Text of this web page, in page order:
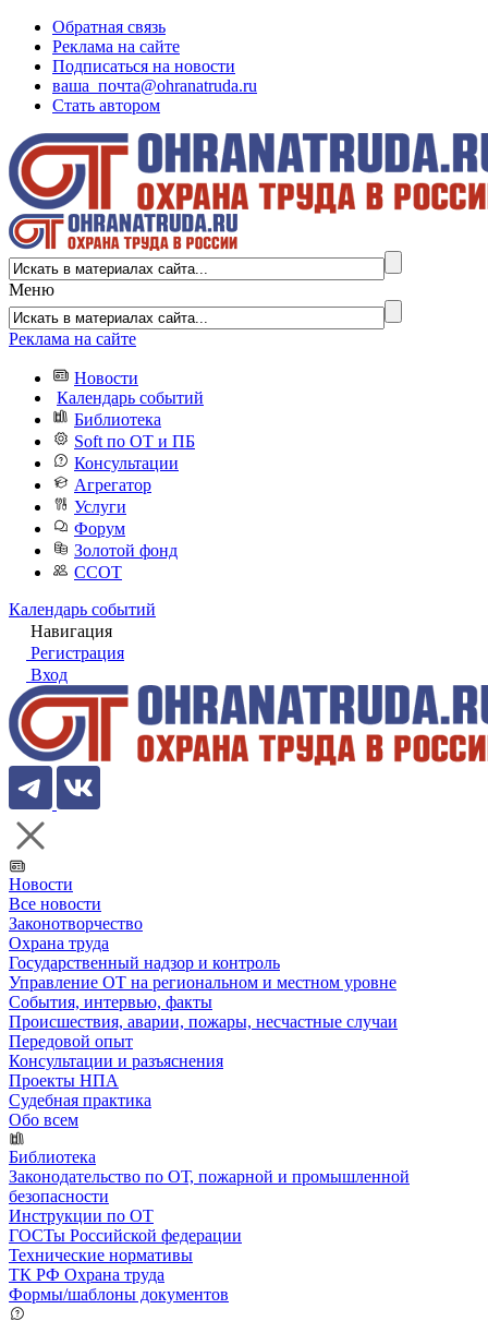
Обратная связь
Реклама на сайте
Подписаться на новости
ваша_почта@ohranatruda.ru
Стать автором
Меню
Реклама на сайте
Новости
Календарь событий
Библиотека
Soft по ОТ и ПБ
Консультации
Агрегатор
Услуги
Форум
Золотой фонд
ССОТ
Календарь событий
Навигация
Регистрация
Вход
Новости
Все новости
Законотворчество
Охрана труда
Государственный надзор и контроль
Управление ОТ на региональном и местном уровне
События, интервью, факты
Происшествия, аварии, пожары, несчастные случаи
Передовой опыт
Консультации и разъяснения
Проекты НПА
Судебная практика
Обо всем
Библиотека
Законодательство по ОТ, пожарной и промышленной
безопасности
Инструкции по ОТ
ГОСТы Российской федерации
Технические нормативы
ТК РФ Охрана труда
Формы/шаблоны документов